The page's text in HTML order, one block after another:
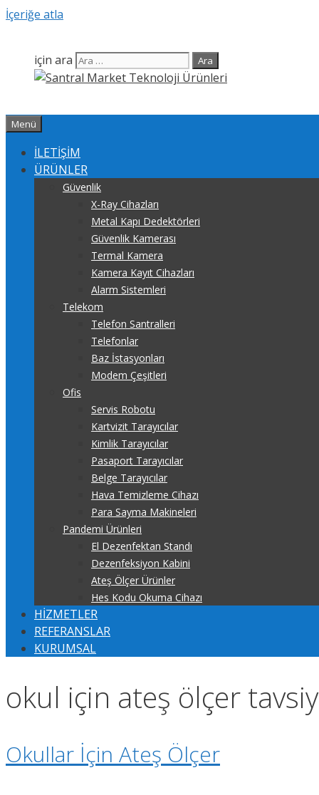
İçeriğe atla
için ara
Menü
İLETİŞİM
ÜRÜNLER
Güvenlik
X-Ray Cihazları
Metal Kapı Dedektörleri
Güvenlik Kamerası
Termal Kamera
Kamera Kayıt Cihazları
Alarm Sistemleri
Telekom
Telefon Santralleri
Telefonlar
Baz İstasyonları
Modem Çeşitleri
Ofis
Servis Robotu
Kartvizit Tarayıcılar
Kimlik Tarayıcılar
Pasaport Tarayıcılar
Belge Tarayıcılar
Hava Temizleme Cihazı
Para Sayma Makineleri
Pandemi Ürünleri
El Dezenfektan Standı
Dezenfeksiyon Kabini
Ateş Ölçer Ürünler
Hes Kodu Okuma Cihazı
HİZMETLER
REFERANSLAR
KURUMSAL
okul için ateş ölçer
Okullar İçin Ateş Ölçer